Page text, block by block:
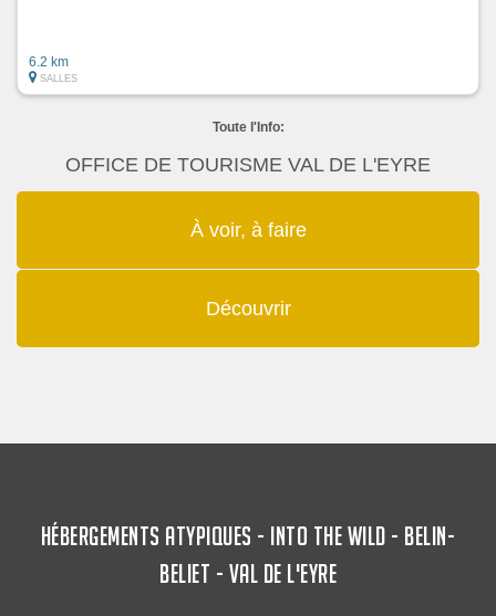
6.2 km
SALLES
Toute l'Info:
OFFICE DE TOURISME VAL DE L'EYRE
À voir, à faire
Découvrir
HÉBERGEMENTS ATYPIQUES - INTO THE WILD - BELIN-
BELIET - VAL DE L'EYRE